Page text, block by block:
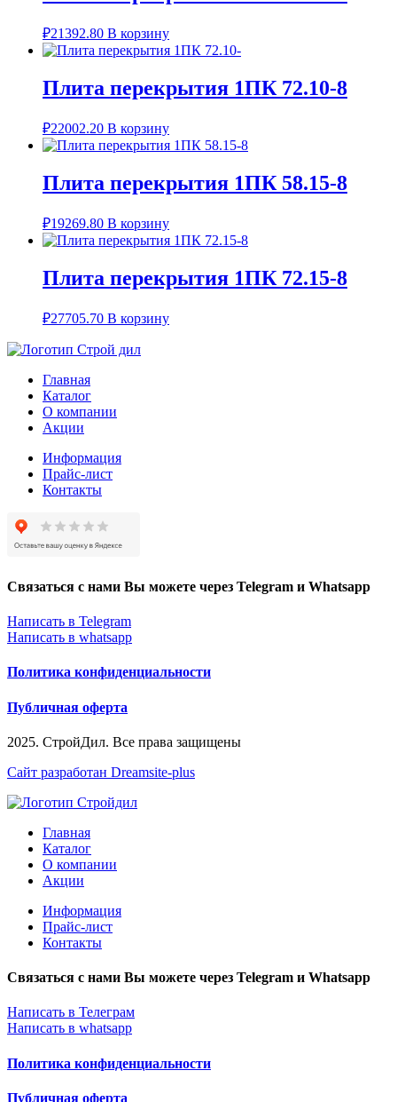
₽21392.80 В корзину
Плита перекрытия 1ПК 72.10-8
₽22002.20 В корзину
Плита перекрытия 1ПК 58.15-8
₽19269.80 В корзину
Плита перекрытия 1ПК 72.15-8
₽27705.70 В корзину
Главная
Каталог
О компании
Акции
Информация
Прайс-лист
Контакты
Связаться с нами Вы можете через Telegram и Whatsapp
Написать в Telegram
Написать в whatsapp
Политика конфиденциальности
Публичная оферта
2025. СтройДил. Все права защищены
Сайт разработан Dreamsite-plus
Главная
Каталог
О компании
Акции
Информация
Прайс-лист
Контакты
Связаться с нами Вы можете через Telegram и Whatsapp
Написать в Телеграм
Написать в whatsapp
Политика конфиденциальности
Публичная оферта